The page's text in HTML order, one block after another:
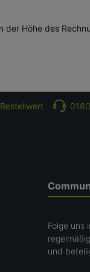
Höhe des
Folge uns
und